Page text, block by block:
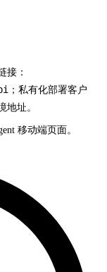
接：
；私有化部署客户
地址。
移动端页面。